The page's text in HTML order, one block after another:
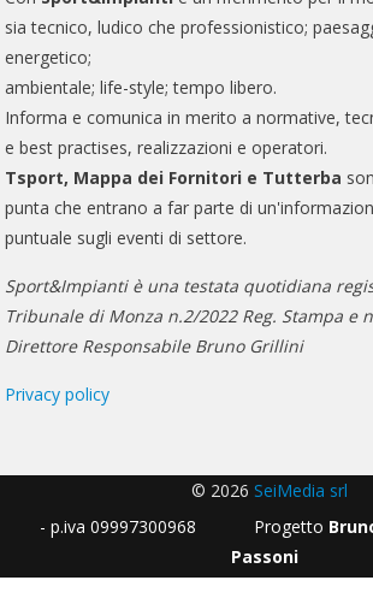
sia tecnico, ludico che professionistico;
energetico;
ambientale; life-style; tempo libero.
Informa e comunica in merito a normative,
e best practises, realizzazioni e operatori.
Tsport, Mappa dei Fornitori e Tutterba
punta che entrano a far parte di
puntuale sugli eventi di settore.
Sport&Impianti è una testata quotidiana
Tribunale di Monza n.2/2022 Reg. Stampa e
Direttore Responsabile Bruno Grillini
Privacy policy
© 2026 SeiMedia srl
- p.iva 09997300968 Progetto
Passoni